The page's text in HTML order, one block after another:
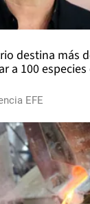
destina más
a 100
EFE